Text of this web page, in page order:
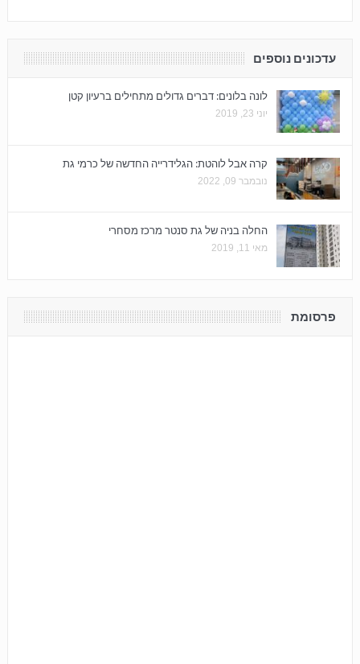
עדכונים נוספים
לונה בלונים: דברים גדולים מתחילים ברעיון קטן
יוני 23, 2019
קרה אבל לוהטת: הגלידרייה החדשה של כרמי גת
נובמבר 09, 2022
החלה בניה של גת סנטר מרכז מסחרי
מאי 11, 2019
פרסומת